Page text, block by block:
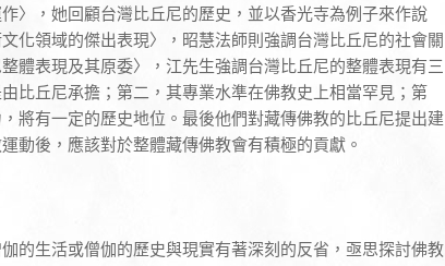
〉，她回顧台灣比丘尼的歷史，並以香光寺為例子來作說
化領域的傑出表現〉，昭慧法師則強調台灣比丘尼的社會關
體表現及其原委〉，江先生強調台灣比丘尼的整體表現有三
比丘尼承擔；第二，其專業水準在佛教史上相當罕見；第
將有一定的歷史地位。最後他們對藏傳佛教的比丘尼提出建
動後，應該對於整體藏傳佛教會有積極的貢獻。
的生活或僧伽的歷史與現實有著深刻的反省，亟思探討佛教